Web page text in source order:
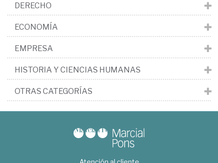
DERECHO
ECONOMÍA
EMPRESA
HISTORIA Y CIENCIAS HUMANAS
OTRAS CATEGORÍAS